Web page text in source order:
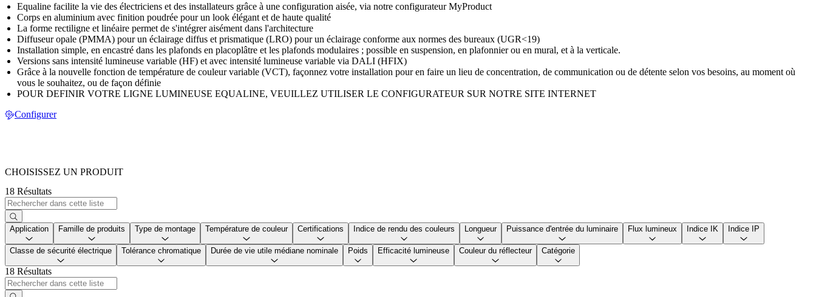
Equaline facilite la vie des électriciens et des installateurs grâce à une configuration aisée, via notre configurateur MyProduct
Corps en aluminium avec finition poudrée pour un look élégant et de haute qualité
La forme rectiligne et linéaire permet de s'intégrer aisément dans l'architecture
Diffuseur opale (PMMA) pour un éclairage diffus et prismatique (LRO) pour un éclairage conforme aux normes des bureaux (UGR<19)
Installation simple, en encastré dans les plafonds en placoplâtre et les plafonds modulaires ; possible en suspension, en plafonnier ou en mural, et à la verticale.
Versions sans intensité lumineuse variable (HF) et avec intensité lumineuse variable via DALI (HFIX)
Grâce à la nouvelle fonction de température de couleur variable (VCT), façonnez votre installation pour en faire un lieu de concentration, de communication ou de détente selon vos besoins, au moment où
vous le souhaitez, ou de façon définie
POUR DEFINIR VOTRE LIGNE LUMINEUSE EQUALINE, VEUILLEZ UTILISER LE CONFIGURATEUR SUR NOTRE SITE INTERNET
Configurer
CHOISISSEZ UN PRODUIT
18 Résultats
Application Famille de produits Type de montage Température de couleur Certifications Indice de rendu des couleurs Longueur Puissance d'entrée du luminaire Flux lumineux Indice IK Indice IP
Classe de sécurité électrique Tolérance chromatique Durée de vie utile médiane nominale Poids Efficacité lumineuse Couleur du réflecteur Catégorie
18 Résultats